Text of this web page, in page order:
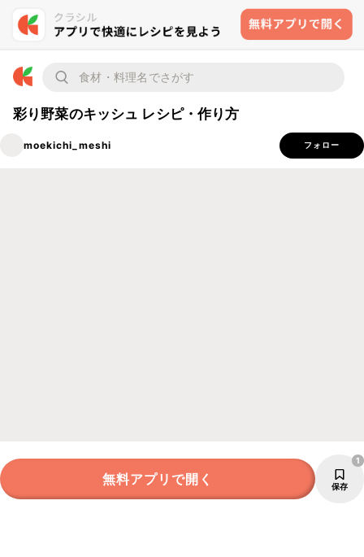
彩り野菜のキッシュ レシピ・作り方
moekichi_meshi フォロー
無料アプリで開く 保存
1